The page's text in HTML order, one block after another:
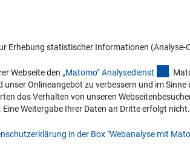
in Ihr Mailpostfach oder schauen
die Ausgaben online an.
Zum Newsletter
Erhebung statistischer Informationen (Analyse-
Webseite den „Matomo“ Analysedienst
.
Onlineangebot zu verbessern und im
das Verhalten von unseren
Weitergabe Ihrer Daten an Dritte erfolgt nicht.
in der Box "Webanalyse mit